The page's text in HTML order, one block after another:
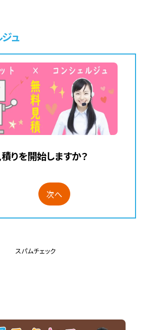
ュ
りを開始しますか？
次へ
スパムチェック